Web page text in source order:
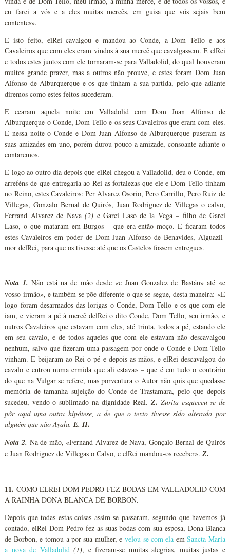
eu farei a vós e a eles muitas mercês, em guisa que vós sejais bem
contentes».
E isto feito, elRei cavalgou e mandou ao Conde, a Dom Tello e aos
Cavaleiros que com eles eram vindos à sua mercê que cavalgassem. E elRei
e todos estes juntos com ele tornaram-se para Valladolid, do qual houveram
muitos grande prazer, mas a outros não prouve, e estes foram Dom Juan
Alfonso de Alburquerque e os que tinham a sua partida, pelo que adiante
diremos como estes feitos sucederam.
E cearam aquela noite em Valladolid com Dom Juan Alfonso de
Alburquerque o Conde, Dom Tello e os seus Cavaleiros que eram com eles.
E nessa noite o Conde e Dom Juan Alfonso de Alburquerque puseram as
suas amizades em uno, porém durou pouco a amizade, consoante adiante o
contaremos.
E logo ao outro dia depois que elRei chegou a Valladolid, deu o Conde, em
arreféns de que entregaria ao Rei as fortalezas que ele e Dom Tello tinham
no Reino, estes Cavaleiros: Per Alvarez Osorio, Pero Carrillo, Pero Ruiz de
Villegas, Gonzalo Bernal de Quirós, Juan Rodriguez de Villegas o calvo,
Ferrand Alvarez de Nava(2) e Garci Laso de la Vega – filho de Garci
Laso, o que mataram em Burgos – que era então moço. E ficaram todos
estes Cavaleiros em poder de Dom Juan Alfonso de Benavides, Alguazil-
mor delRei, para que os tivesse até que os Castelos fossem entregues.
Nota 1. Não está na de mão desde «e Juan Gonzalez de Bastán» até «e
vosso irmão», e também se põe diferente o que se segue, desta maneira: «E
logo foram desarmados das lorigas o Conde, Dom Tello e os que com ele
iam, e vieram a pé à mercê delRei o dito Conde, Dom Tello, seu irmão, e
outros Cavaleiros que estavam com eles, até trinta, todos a pé, estando ele
em seu cavalo, e de todos aqueles que com ele estavam não descavalgou
nenhum, salvo que fizeram uma passagem por onde o Conde e Dom Tello
vinham. E beijaram ao Rei o pé e depois as mãos, e elRei descavalgou do
cavalo e entrou numa ermida que ali estava» – que é em tudo o contrário
do que na Vulgar se refere, mas porventura o Autor não quis que quedasse
memória de tamanha sujeição do Conde de Trastamara, pelo que depois
sucedeu, vendo-o sublimado na dignidade Real. Z. Zurita esqueceu-se de
pôr aqui uma outra hipótese, a de que o texto tivesse sido alterado por
alguém que não Ayala.E. H.
Nota 2. Na de mão, «Fernand Alvarez de Nava, Gonçalo Bernal de Quirós
e Juan Rodriguez de Villegas o Calvo, e elRei mandou-os receber».Z.
11. COMO ELREI DOM PEDRO FEZ BODAS EM VALLADOLID COM
A RAINHA DONA BLANCA DE BORBON.
Depois que todas estas coisas assim se passaram, segundo que havemos já
contado, elRei Dom Pedro fez as suas bodas com sua esposa, Dona Blanca
de Borbon, e tomou-a por sua mulher, e velou-se com ela emSancta Maria
a nova de Valladolid (1), e fizeram-se muitas alegrias, muitas justas e